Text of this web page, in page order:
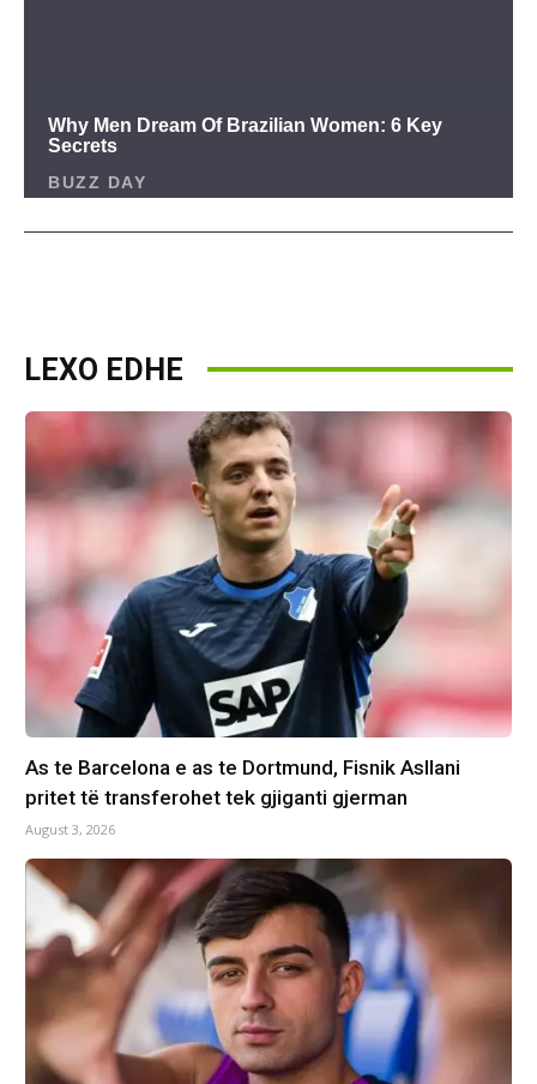
LEXO EDHE
As te Barcelona e as te Dortmund, Fisnik Asllani
pritet të transferohet tek gjiganti gjerman
August 3, 2026